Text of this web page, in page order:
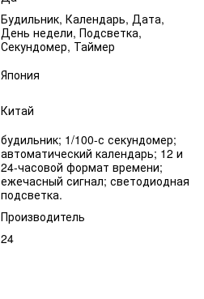
Будильник, Календарь, Дата,
День недели, Подсветка,
Секундомер, Таймер
Япония
Китай
будильник; 1/100-с секундомер;
автоматический календарь; 12 и
24-часовой формат времени;
ежечасный сигнал; светодиодная
подсветка.
Производитель
24